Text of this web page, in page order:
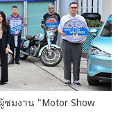
ชมงาน "Motor Show